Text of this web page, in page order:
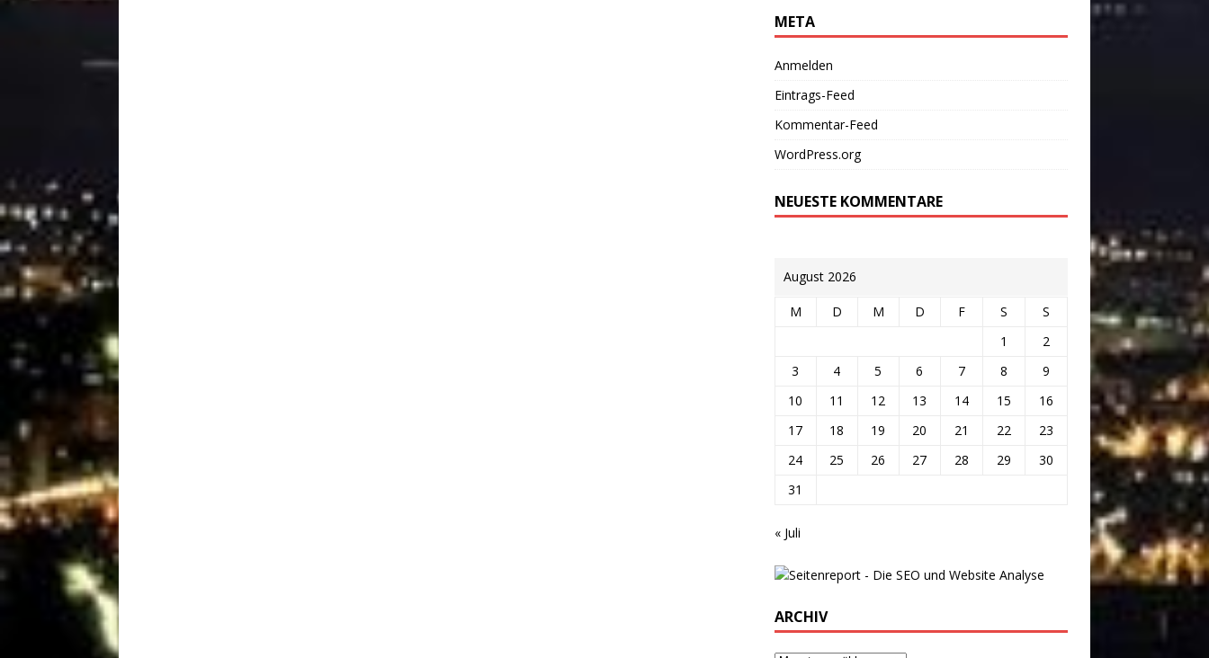
META
Anmelden
Eintrags-Feed
Kommentar-Feed
WordPress.org
NEUESTE KOMMENTARE
August 2026
M D M D F S
S
1
2
3
4 5 6 7 8
9
10
11 12 13 14 15
16
17
18 19 20 21 22
23
24
25 26 27 28 29
30
31
« Juli
ARCHIV